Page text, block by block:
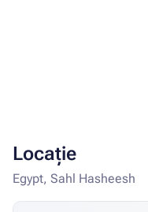
Locație
Egypt, Sahl Hasheesh